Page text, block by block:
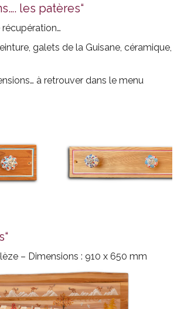
les patères“
galets de la Guisane, céramique,
à retrouver dans le menu
– Dimensions : 910 x 650 mm